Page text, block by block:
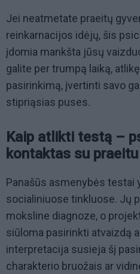
Jei neatmetate praeitų
reinkarnacijos idėjų, šis
įdomia mankšta jūsų
galite per trumpą laiką,
pasirinkimą, įvertinti savo
stipriąsias puses.
Kaip atlikti testą –
kontaktas su
Panašūs asmenybės testai
socialiniuose tinkluose. Jų
moksline diagnoze, o
siūloma pasirinkti atvaizdą
interpretacija susieja šį
charakterio bruožais ar